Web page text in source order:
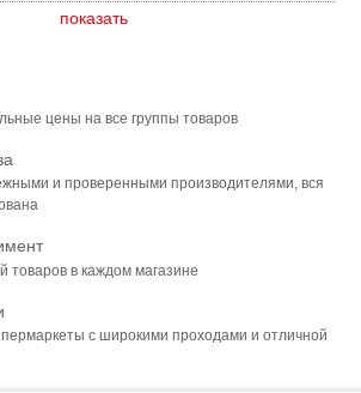
цены на все группы товаров
и проверенными производителями, вся
товаров в каждом магазине
с широкими проходами и отличной